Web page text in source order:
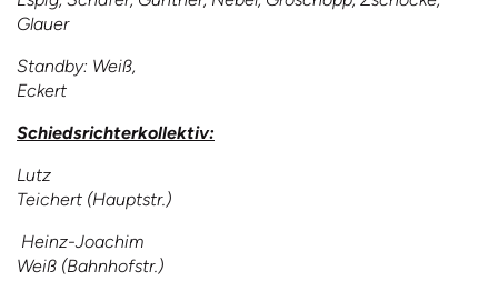
Glauer
Standby: Weiß,
Eckert
Schiedsrichterkollektiv:
Lutz
Teichert (Hauptstr.)
Heinz-Joachim
Weiß (Bahnhofstr.)